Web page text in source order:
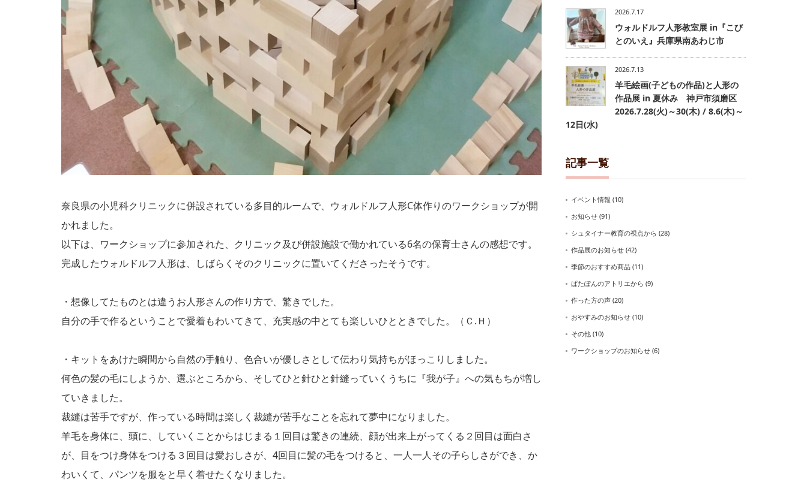
奈良県の小児科クリニックに併設されている多目的ルームで、ウォルドルフ人形C体作りのワークショップが開
かれました。
以下は、ワークショップに参加された、クリニック及び併設施設で働かれている6名の保育士さんの感想です。
完成したウォルドルフ人形は、しばらくそのクリニックに置いてくださったそうです。
・想像してたものとは違うお人形さんの作り方で、驚きでした。
自分の手で作るということで愛着もわいてきて、充実感の中とても楽しいひとときでした。（Ｃ.Ｈ）
・キットをあけた瞬間から自然の手触り、色合いが優しさとして伝わり気持ちがほっこりしました。
何色の髪の毛にしようか、選ぶところから、そしてひと針ひと針縫っていくうちに『我が子』への気もちが増し
ていきました。
裁縫は苦手ですが、作っている時間は楽しく裁縫が苦手なことを忘れて夢中になりました。
羊毛を身体に、頭に、していくことからはじまる１回目は驚きの連続、顔が出来上がってくる２回目は面白さ
が、目をつけ身体をつける３回目は愛おしさが、4回目に髪の毛をつけると、一人一人その子らしさができ、か
わいくて、パンツを服をと早く着せたくなりました。
2026.7.17
ウォルドルフ人形教室展 in『こび
とのいえ』兵庫県南あわじ市
2026.7.13
羊毛絵画(子どもの作品)と人形の
作品展 in 夏休み 神戸市須磨区
2026.7.28(火)～30(木) / 8.6(木)～
12日(水)
記事一覧
イベント情報 (10)
お知らせ (91)
シュタイナー教育の視点から (28)
作品展のお知らせ (42)
季節のおすすめ商品 (11)
ぱたぽんのアトリエから (9)
作った方の声 (20)
おやすみのお知らせ (10)
その他 (10)
ワークショップのお知らせ (6)